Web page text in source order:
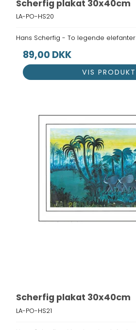
Scherfig plakat 30x40cm
LA-PO-HS20
Hans Scherfig - To legende elefanter
89,00 DKK
VIS PRODUKT
Scherfig plakat 30x40cm
LA-PO-HS21